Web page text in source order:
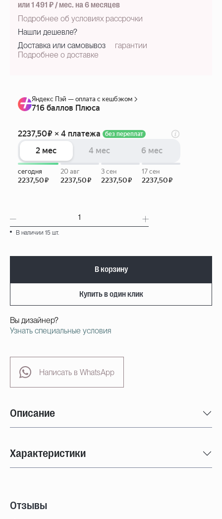
В наличии 15 шт.
В корзину
Купить в один клик
Вы дизайнер?
Узнать специальные условия
Написать в WhatsApp
Описание
Характеристики
или 1 491 ₽ / мес. на 6 месяцев
Подробнее об условиях рассрочки
Нашли дешевле?
Доставка или самовывоз
Подробнее о доставке
гарантии
Отзывы